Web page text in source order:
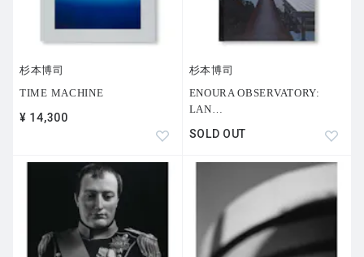
杉本博司
TIME MACHINE
¥ 14,300
杉本博司
ENOURA OBSERVATORY:
LAN
SOLD OUT